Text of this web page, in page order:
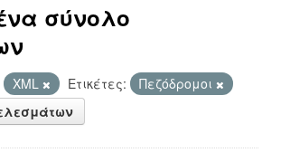
σύνολο
XML Ετικέτες:
Πεζόδρομοι